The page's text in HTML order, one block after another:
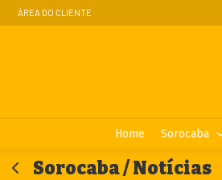
ÁREA DO CLIENTE
Home Sorocaba
Sorocaba / Notícias